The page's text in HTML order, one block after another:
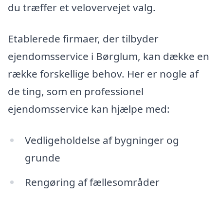
du træffer et velovervejet valg.
Etablerede firmaer, der tilbyder
ejendomsservice i Børglum, kan dække en
række forskellige behov. Her er nogle af
de ting, som en professionel
ejendomsservice kan hjælpe med:
Vedligeholdelse af bygninger og
grunde
Rengøring af fællesområder